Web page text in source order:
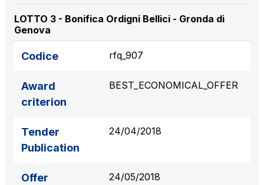
LOTTO 3 - Bonifica Ordigni Bellici - Gronda di
Genova
Codice rfq_907
Award
criterion
BEST_ECONOMICAL_OFFER
Tender
Publication
24/04/2018
Offer
24/05/2018